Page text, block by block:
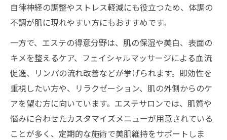
自律神経の調整やストレス軽減にも役立つため、体調の
不調が肌に現れやすい方にもおすすめです。
一方で、エステの得意分野は、肌の保湿や美白、表面の
キメを整えるケア、フェイシャルマッサージによる血流
促進、リンパの流れ改善などが挙げられます。即効性を
重視したい方や、リラクゼーション、肌の外側からのケ
アを望む方に向いています。エステサロンでは、肌質や
悩みに合わせたカスタマイズメニューが用意されている
ことが多く、定期的な施術で美肌維持をサポートしま